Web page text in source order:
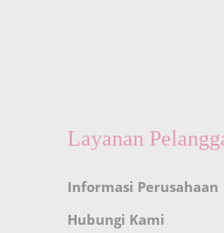
Layanan
Informasi Perusahaan
Hubungi Kami